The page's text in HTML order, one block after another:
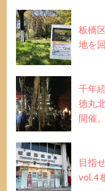
板橋
地を
千年
徳丸
開催。
目指
vol.4